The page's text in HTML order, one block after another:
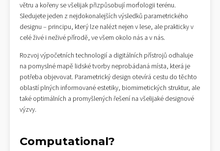
větru a kořeny se všelijak přizpůsobují morfologii terénu.
Sledujete jeden z nejdokonalejších výsledků parametrického
designu – principu, který lze nalézt nejen v lese, ale prakticky v
celé živé i neživé přírodě, ve všem okolo nás a v nás.
Rozvoj výpočetních technologií a digitálních přístrojů odhaluje
na pomyslné mapě lidské tvorby neprobádaná místa, která je
potřeba objevovat. Parametrický design otevírá cestu do těchto
oblastí plných informované estetiky, biomimetických struktur, ale
také optimálních a promyšlených řešení na všelijaké designové
výzvy.
Computational?